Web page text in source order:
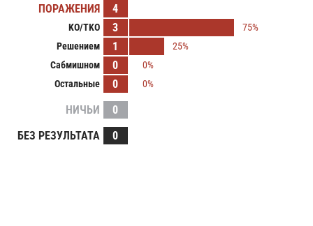
ПОРАЖЕНИЯ 4
KO/TKO 3
75%
Решением
1
25%
Сабмишном
0
0%
Остальные
0 0%
НИЧЬИ
0
БЕЗ РЕЗУЛЬТАТА
0